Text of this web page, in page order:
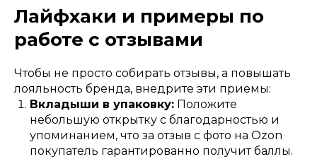
Лайфхаки и примеры по
работе с отзывами
Чтобы не просто собирать отзывы, а повышать
лояльность бренда, внедрите эти приемы:
Вкладыши в упаковку: Положите
небольшую открытку с благодарностью и
упоминанием, что за отзыв с фото на Ozon
покупатель гарантированно получит баллы.